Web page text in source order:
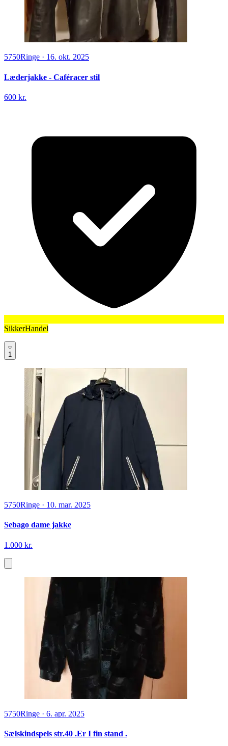
5750Ringe · 16. okt. 2025
Læderjakke - Caféracer stil
600 kr.
SikkerHandel
1
5750Ringe · 10. mar. 2025
Sebago dame jakke
1.000 kr.
5750Ringe · 6. apr. 2025
Sælskindspels str.40 .Er I fin stand .